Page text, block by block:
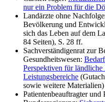
nur ein Problem für die
Landärzte ohne
Bevölkerung und
sich das Leben auf dem
84 Seiten), S. 28 ff.
Sachverständigenrat zur
Gesundheitswesen:
Perspektiven für
Leistungsbereiche
sowie weitere Materialien)
Patientenbeauftragter